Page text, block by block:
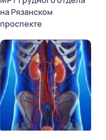
на Рязанском
проспекте